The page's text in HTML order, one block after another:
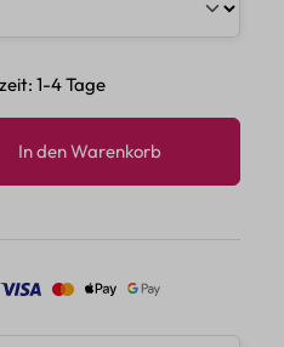
1-4 Tage
den gewünschten
In den Warenkorb